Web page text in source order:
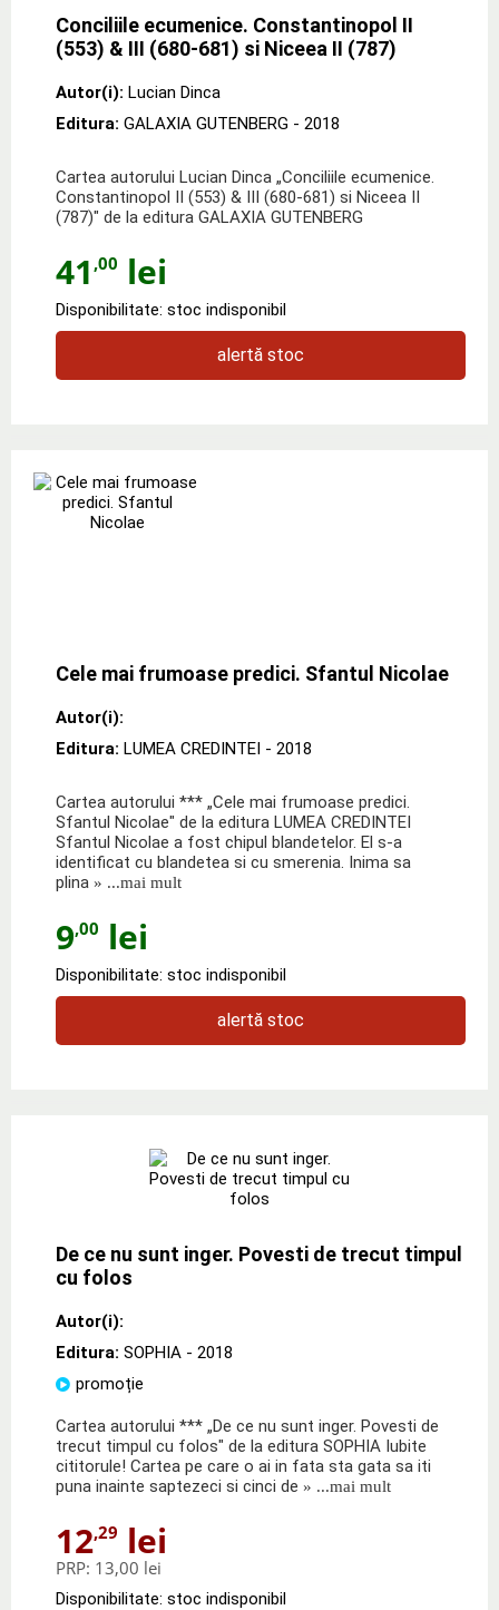
Conciliile ecumenice. Constantinopol II
(553) & III (680-681) si Niceea II (787)
Autor(i): Lucian Dinca
Editura: GALAXIA GUTENBERG - 2018
Cartea autorului Lucian Dinca „Conciliile ecumenice.
Constantinopol II (553) & III (680-681) si Niceea II
(787)" de la editura GALAXIA GUTENBERG
41 ,00 lei
Disponibilitate: stoc indisponibil
alertă stoc
Cele mai frumoase predici. Sfantul Nicolae
Autor(i):
Editura: LUMEA CREDINTEI - 2018
Cartea autorului *** „Cele mai frumoase predici.
Sfantul Nicolae" de la editura LUMEA CREDINTEI
Sfantul Nicolae a fost chipul blandetelor. El s-a
identificat cu blandetea si cu smerenia. Inima sa
plina » ...mai mult
9,00 lei
Disponibilitate: stoc indisponibil
alertă stoc
De ce nu sunt inger. Povesti de trecut timpul
cu folos
Autor(i):
Editura: SOPHIA - 2018
promoție
Cartea autorului *** „De ce nu sunt inger. Povesti de
trecut timpul cu folos" de la editura SOPHIA Iubite
cititorule! Cartea pe care o ai in fata sta gata sa iti
puna inainte saptezeci si cinci de » ...mai mult
12,29 lei
PRP: 13,00 lei
Disponibilitate: stoc indisponibil